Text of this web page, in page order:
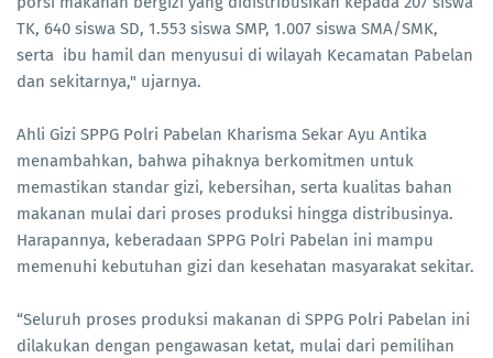
TK, 640 siswa SD, 1.553 siswa SMP, 1.007 siswa SMA/SMK,
serta ibu hamil dan menyusui di wilayah Kecamatan Pabelan
dan sekitarnya," ujarnya.
Ahli Gizi SPPG Polri Pabelan Kharisma Sekar Ayu Antika
menambahkan, bahwa pihaknya berkomitmen untuk
memastikan standar gizi, kebersihan, serta kualitas bahan
makanan mulai dari proses produksi hingga distribusinya.
Harapannya, keberadaan SPPG Polri Pabelan ini mampu
memenuhi kebutuhan gizi dan kesehatan masyarakat sekitar.
“Seluruh proses produksi makanan di SPPG Polri Pabelan ini
dilakukan dengan pengawasan ketat, mulai dari pemilihan